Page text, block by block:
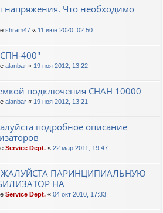
напряжения. Что необходимо
shram47 « 11 июн 2020, 02:50
400"
alanbar « 19 ноя 2012, 13:22
подключения СНАН 10000
alanbar « 19 ноя 2012, 13:21
подробное описание
Service Dept. « 22 мар 2011, 19:47
ПАРИНЦИПИАЛЬНУЮ
НА
Service Dept. « 04 окт 2010, 17:33